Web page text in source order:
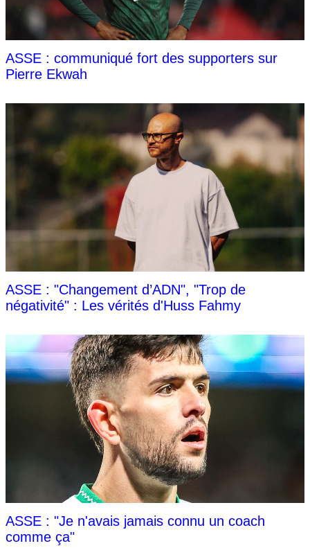
ASSE : communiqué fort des supporters sur
Pierre Ekwah
ASSE : "Changement d’ADN", "Trop de
négativité" : Les vérités d'Huss Fahmy
ASSE : "Je n'avais jamais connu un coach
comme ça"